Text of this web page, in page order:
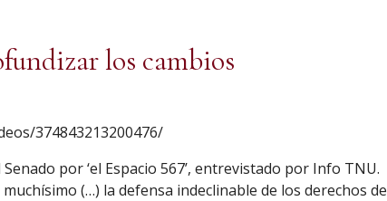
los cambios
374843213200476/
por ‘el Espacio 567’, entrevistado por Info TNU.
(…) la defensa indeclinable de los derechos de